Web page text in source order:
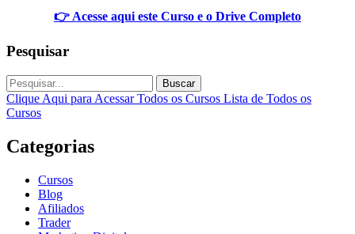
👉 Acesse aqui este Curso e o Drive Completo
Pesquisar
Buscar
Clique Aqui para Acessar Todos os Cursos Lista de Todos os
Cursos
Categorias
Cursos
Blog
Afiliados
Trader